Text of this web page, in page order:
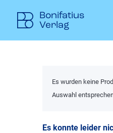
Es wurden keine
Auswahl
Es konnte leider